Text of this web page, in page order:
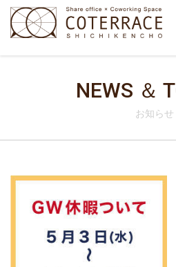
NEWS ＆
お知らせ